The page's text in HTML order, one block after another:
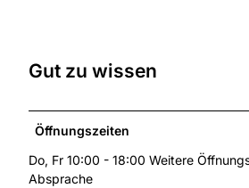
Gut zu wissen
Öffnungszeiten
Do, Fr 10:00 - 18:00 Weitere
Absprache